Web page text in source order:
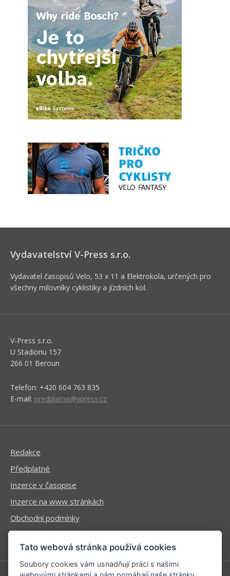
Vydavatelství V-Press s.r.o.
Vydavatel časopisů Velo, 53 x 11 a Elektrokola, určených pro
všechny milovníky cyklistiky a jízdních kol.
V-Press s.r.o.
U Stadionu 157
266 01 Beroun
Telefon: +420 604 763 835
E-mail: predplatne@vpress.cz
Redakce
Předplatné
Inzerce v časopise
Inzerce na www stránkách
Obchodní podmínky
Ochrana osobních údajů
Tato webová stránka používá cookies
Soubory cookies vám usnadňují práci s našimi